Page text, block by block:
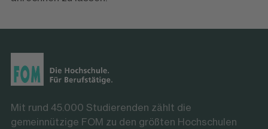
Mit rund 45.000 Studierenden zählt die
gemeinnützige FOM zu den größten Hochschulen